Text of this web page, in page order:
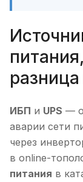
ИБП и UPS —
аварии сети
через
в online-
питания в